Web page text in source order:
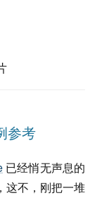
参考
已经悄无声息的
这不，刚把一堆